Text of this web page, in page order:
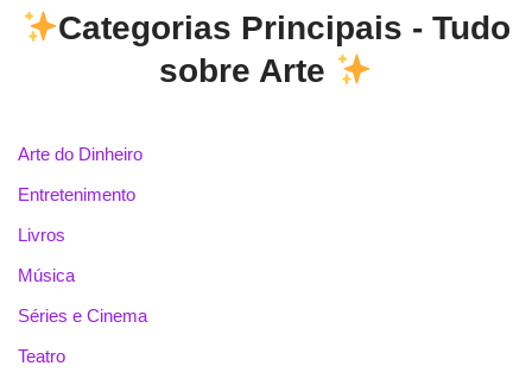
Categorias Principais - Tudo
sobre Arte
Arte do Dinheiro
Entretenimento
Livros
Música
Séries e Cinema
Teatro